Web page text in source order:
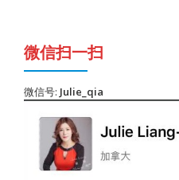
微信扫一扫
微信号: Julie_qia